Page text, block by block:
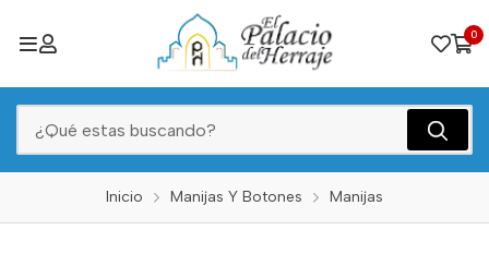
0
Inicio Manijas Y Botones Manijas